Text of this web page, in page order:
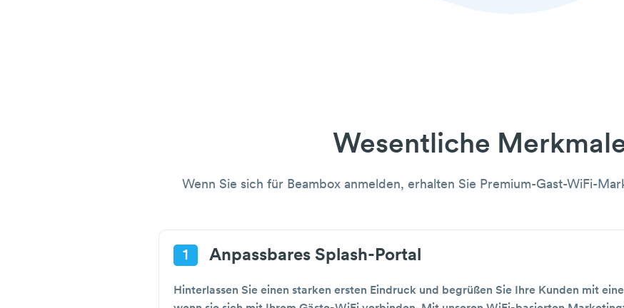
Wesentliche
Wenn Sie sich für Beambox anmelden, erhalten Sie Premium-Gast-WiFi-
1 Anpassbares Splash-Portal
Hinterlassen Sie einen starken ersten Eindruck und begrüßen Sie Ihre Kunden mit